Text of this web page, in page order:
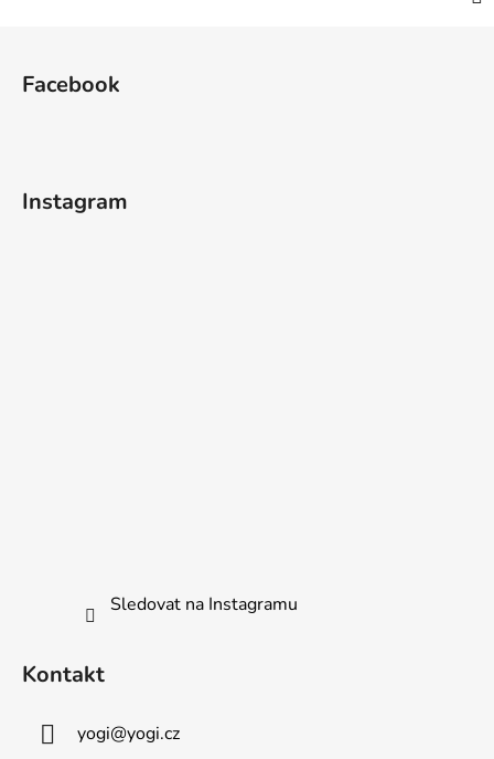
Facebook
Instagram
Sledovat na Instagramu
Kontakt
yogi@yogi.cz